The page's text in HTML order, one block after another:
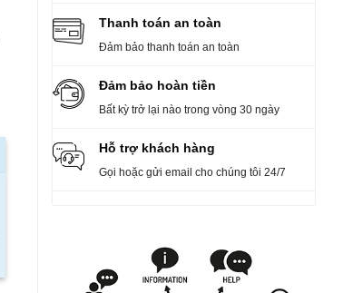
Thanh toán an toàn
Đảm bảo thanh toán an toàn
Đảm bảo hoàn tiền
Bất kỳ trở lại nào trong vòng 30 ngày
Hỗ trợ khách hàng
Gọi hoặc gửi email cho chúng tôi 24/7